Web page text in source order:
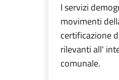
I servizi
movimenti
certificazione
rilevanti all'
comunale.